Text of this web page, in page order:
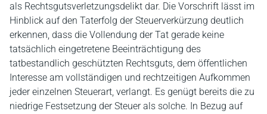
als Rechtsgutsverletzungsdelikt dar. Die Vorschrift lässt im
Hinblick auf den Taterfolg der Steuerverkürzung deutlich
erkennen, dass die Vollendung der Tat gerade keine
tatsächlich eingetretene Beeinträchtigung des
tatbestandlich geschützten Rechtsguts, dem öffentlichen
Interesse am vollständigen und rechtzeitigen Aufkommen
jeder einzelnen Steuerart, verlangt. Es genügt bereits die zu
niedrige Festsetzung der Steuer als solche. In Bezug auf